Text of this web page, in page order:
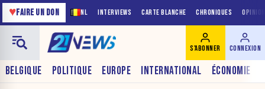
NL INTERVIEWS CARTE BLANCHE CHRONIQUES
♥FAIRE UN DON
BELGIQUE POLITIQUE EUROPE INTERNATIONAL ÉCONOMIE
S'ABONNER CONNEXION